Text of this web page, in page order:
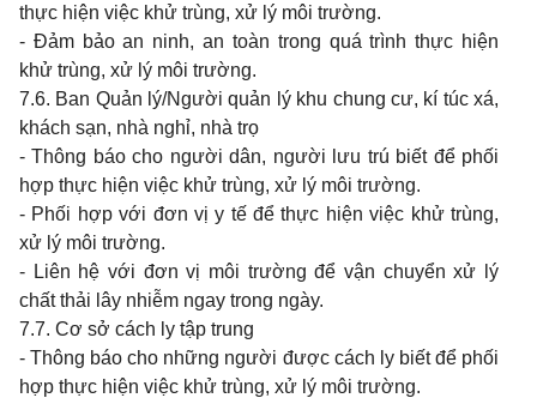
thực hiện việc khử trùng, xử lý môi trường.
- Đảm bảo an ninh, an toàn trong quá trình thực hiện
khử trùng, xử lý môi trường.
7.6. Ban Quản lý/Người quản lý khu chung cư, kí túc xá,
khách sạn, nhà nghỉ, nhà trọ
- Thông báo cho người dân, người lưu trú biết để phối
hợp thực hiện việc khử trùng, xử lý môi trường.
- Phối hợp với đơn vị y tế để thực hiện việc khử trùng,
xử lý môi trường.
- Liên hệ với đơn vị môi trường để vận chuyển xử lý
chất thải lây nhiễm ngay trong ngày.
7.7. Cơ sở cách ly tập trung
-Thông báocho những người được cách ly biết để phối
hợp thực hiện việc khử trùng, xử lý môi trường.